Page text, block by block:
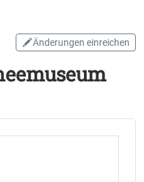
Änderungen einreichen